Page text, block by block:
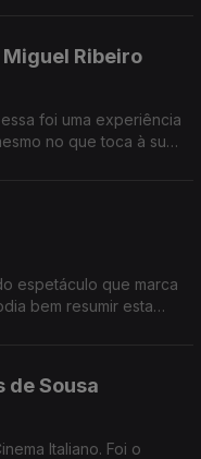
Ribeiro
foi uma experiência
no que toca à sua
espetáculo que marca
bem resumir esta
de Sousa
Italiano. Foi o